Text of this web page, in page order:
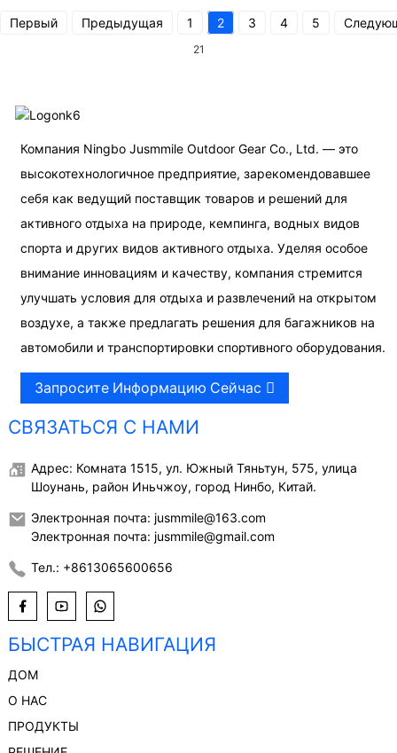
Первый Предыдущая 1 2 3 4 5
21
Компания Ningbo Jusmmile Outdoor Gear Co., Ltd. — это
высокотехнологичное предприятие, зарекомендовавшее
себя как ведущий поставщик товаров и решений для
активного отдыха на природе, кемпинга, водных видов
спорта и других видов активного отдыха. Уделяя особое
внимание инновациям и качеству, компания стремится
улучшать условия для отдыха и развлечений на открытом
воздухе, а также предлагать решения для багажников на
автомобили и транспортировки спортивного оборудования.
Запросите Информацию Сейчас
СВЯЗАТЬСЯ С НАМИ
Адрес: Комната 1515, ул. Южный Тяньтун, 575, улица
Шоунань, район Иньчжоу, город Нинбо, Китай.
Электронная почта: jusmmile@163.com
Электронная почта: jusmmile@gmail.com
Тел.: +8613065600656
БЫСТРАЯ НАВИГАЦИЯ
ДОМ
О НАС
ПРОДУКТЫ